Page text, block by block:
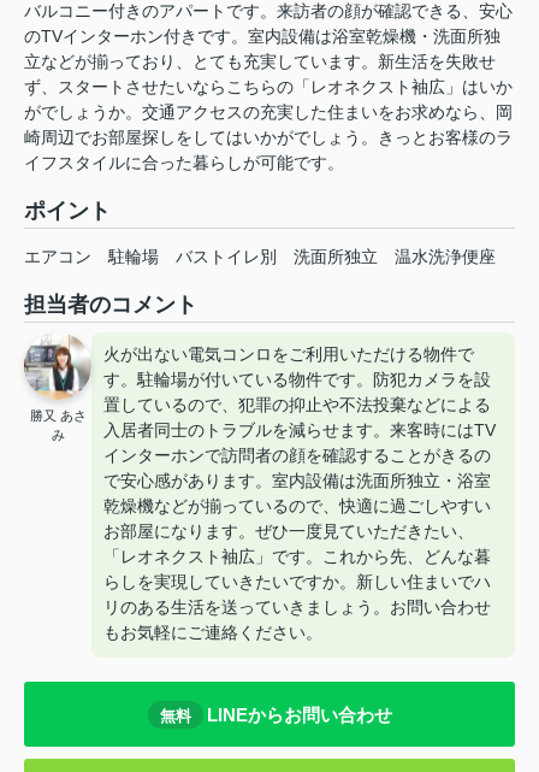
バルコニー付きのアパートです。来訪者の顔が確認できる、安心
のTVインターホン付きです。室内設備は浴室乾燥機・洗面所独
立などが揃っており、とても充実しています。新生活を失敗せ
ず、スタートさせたいならこちらの「レオネクスト袖広」はいか
がでしょうか。交通アクセスの充実した住まいをお求めなら、岡
崎周辺でお部屋探しをしてはいかがでしょう。きっとお客様のラ
イフスタイルに合った暮らしが可能です。
ポイント
エアコン 駐輪場 バストイレ別 洗面所独立 温水洗浄便座
担当者のコメント
勝又 あさ
み
火が出ない電気コンロをご利用いただける物件で
す。駐輪場が付いている物件です。防犯カメラを設
置しているので、犯罪の抑止や不法投棄などによる
入居者同士のトラブルを減らせます。来客時にはTV
インターホンで訪問者の顔を確認することがきるの
で安心感があります。室内設備は洗面所独立・浴室
乾燥機などが揃っているので、快適に過ごしやすい
お部屋になります。ぜひ一度見ていただきたい、
「レオネクスト袖広」です。これから先、どんな暮
らしを実現していきたいですか。新しい住まいでハ
リのある生活を送っていきましょう。お問い合わせ
もお気軽にご連絡ください。
無料 LINEからお問い合わせ